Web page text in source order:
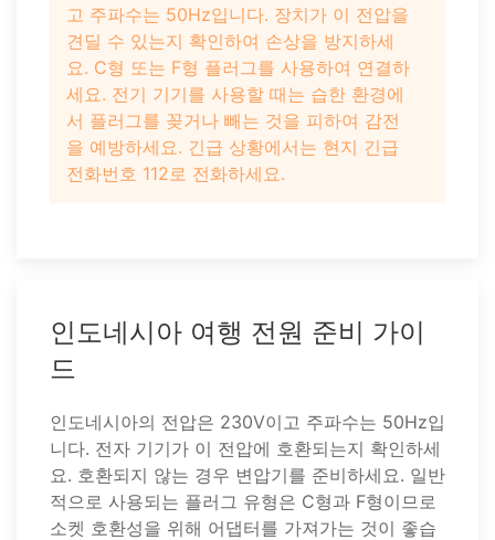
고 주파수는 50Hz입니다. 장치가 이 전압을
견딜 수 있는지 확인하여 손상을 방지하세
요. C형 또는 F형 플러그를 사용하여 연결하
세요. 전기 기기를 사용할 때는 습한 환경에
서 플러그를 꽂거나 빼는 것을 피하여 감전
을 예방하세요. 긴급 상황에서는 현지 긴급
전화번호 112로 전화하세요.
인도네시아 여행 전원 준비 가이
드
인도네시아의 전압은 230V이고 주파수는 50Hz입
니다. 전자 기기가 이 전압에 호환되는지 확인하세
요. 호환되지 않는 경우 변압기를 준비하세요. 일반
적으로 사용되는 플러그 유형은 C형과 F형이므로
소켓 호환성을 위해 어댑터를 가져가는 것이 좋습